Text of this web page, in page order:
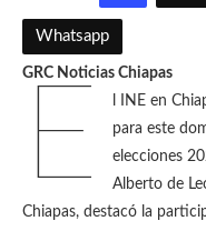
Whatsapp
GRC Noticias Chiapas
E
l INE en
para este
elecciones
Alberto de
Chiapas, destacó la